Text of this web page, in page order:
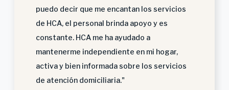
puedo decir que me encantan los servicios
de HCA, el personal brinda apoyo y es
constante. HCA me ha ayudado a
mantenerme independiente en mi hogar,
activa y bien informada sobre los servicios
de atención domiciliaria."